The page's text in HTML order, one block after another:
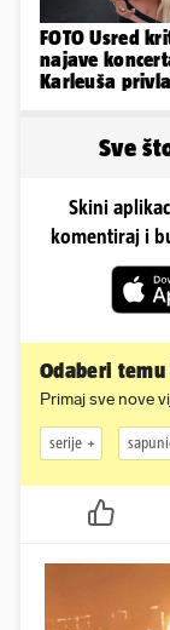
FOTO Usred
najave
Karleuša
Sve
Skini
komentiraj i
Odaberi
Primaj sve nove
serije